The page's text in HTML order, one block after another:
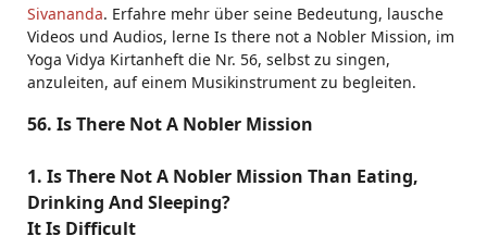
Sivananda. Erfahre mehr über seine Bedeutung, lausche
Videos und Audios, lerne Is there not a Nobler Mission, im
Yoga Vidya Kirtanheft die Nr. 56, selbst zu singen,
anzuleiten, auf einem Musikinstrument zu begleiten.
56. Is There Not A Nobler Mission
1. Is There Not A Nobler Mission Than Eating,
Drinking And Sleeping?
It Is Difficult